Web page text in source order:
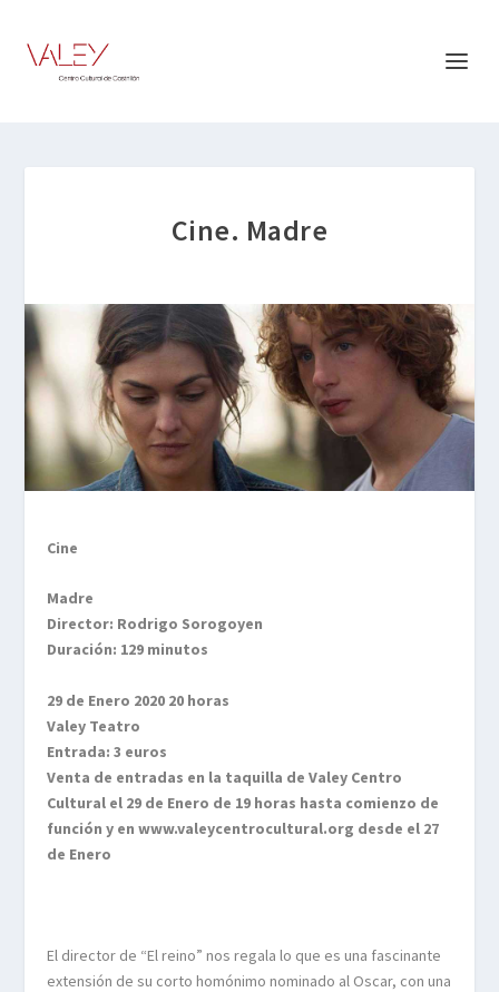
Cine. Madre
Cine
Madre
Director: Rodrigo Sorogoyen
Duración: 129 minutos
29 de Enero 2020 20 horas
Valey Teatro
Entrada: 3 euros
Venta de entradas en la taquilla de Valey Centro
Cultural el 29 de Enero de 19 horas hasta comienzo de
función y en www.valeycentrocultural.org desde el 27
de Enero
El director de “El reino” nos regala lo que es una fascinante
extensión de su corto homónimo nominado al Oscar, con una